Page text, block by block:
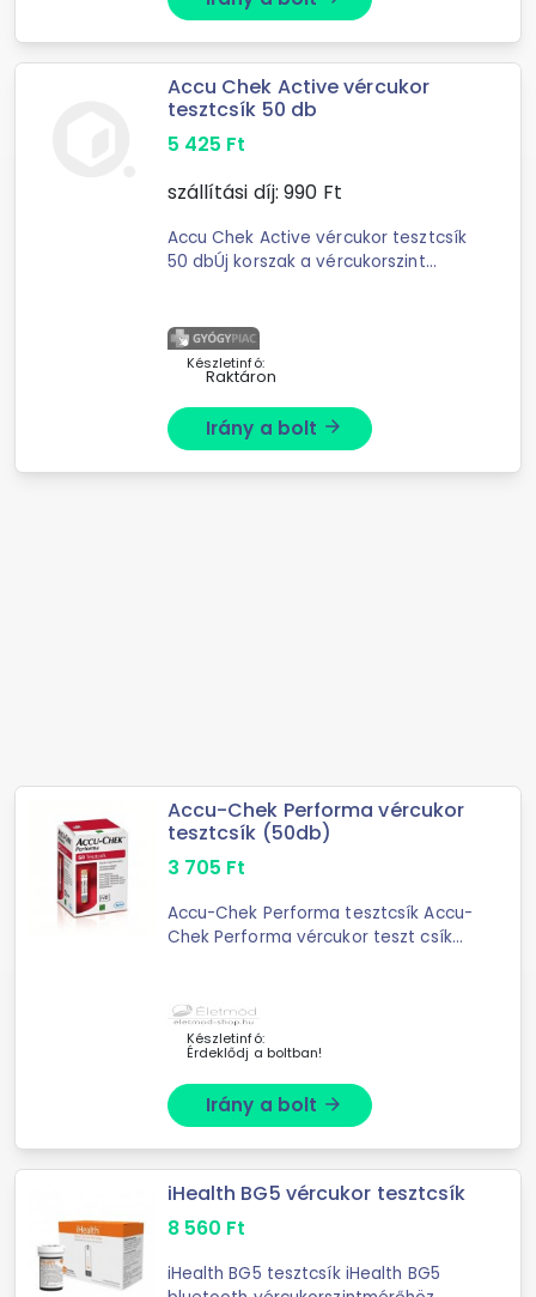
Accu Chek Active vércukor
tesztcsík 50 db
5 425 Ft
szállítási díj: 990 Ft
Accu Chek Active vércukor tesztcsík
50 dbÚj korszak a vércukorszint
az Accu-Chek® Active készülékek
három ...
Készletinfó:
Raktáron
Irány a bolt arrow_forward
Accu-Chek Performa vércukor
tesztcsík (50db)
3 705 Ft
Accu-Chek Performa tesztcsík Accu-
Chek Performa vércukor teszt csík
Performa és Accu-Chek ...
Készletinfó:
Érdeklődj a boltban!
Irány a bolt arrow_forward
iHealth BG5 vércukor tesztcsík
8 560 Ft
iHealth BG5 tesztcsík iHealth BG5